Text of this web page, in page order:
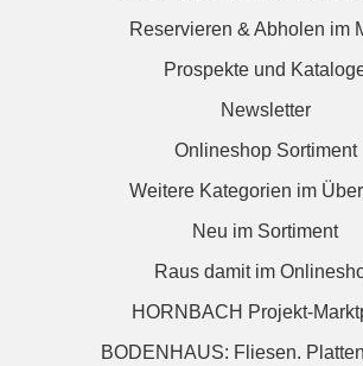
Reservieren & Abholen im
Prospekte und
Newsletter
Onlineshop Sortiment
Weitere Kategorien im
Neu im Sortiment
Raus damit im
HORNBACH Projekt-
BODENHAUS: Fliesen.